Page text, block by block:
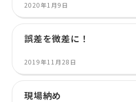
2020年1月9日
誤差を微差に！
2019年11月28日
現場納め